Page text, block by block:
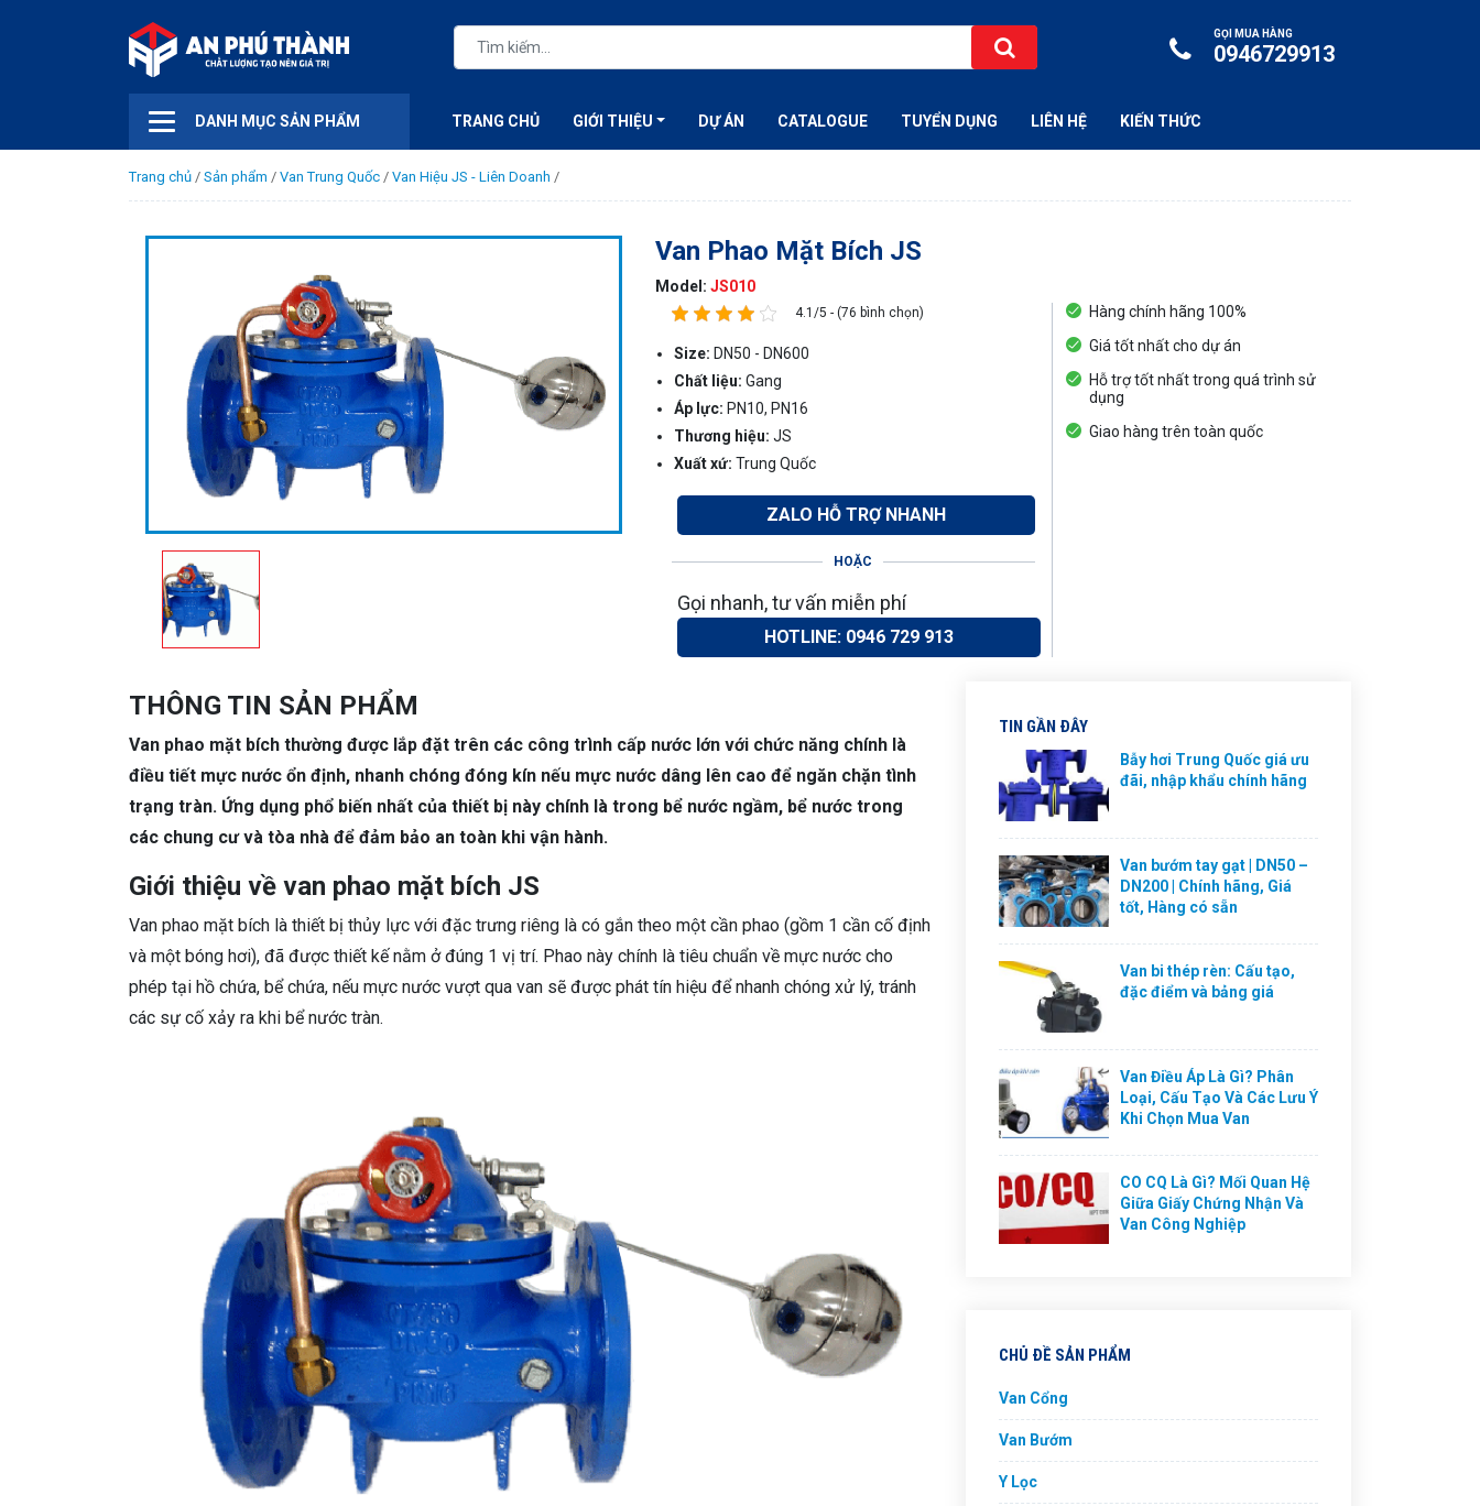
GỌI MUA HÀNG
0946729913
DANH MỤC SẢN PHẨM TRANG CHỦ GIỚI THIỆU DỰ ÁN CATALOGUE TUYỂN DỤNG LIÊN HỆ KIẾN THỨC
Trang chủ / Sản phẩm / Van Trung Quốc / Van Hiệu JS - Liên Doanh /
Van Phao Mặt Bích JS
Model: JS010
4.1/5 - (76 bình chọn)
Size: DN50 - DN600
Chất liệu: Gang
Áp lực: PN10, PN16
Thương hiệu: JS
Xuất xứ: Trung Quốc
ZALO HỖ TRỢ NHANH
HOẶC
Gọi nhanh, tư vấn miễn phí
HOTLINE: 0946 729 913
Hàng chính hãng 100%
Giá tốt nhất cho dự án
Hỗ trợ tốt nhất trong quá trình sử
dụng
Giao hàng trên toàn quốc
THÔNG TIN SẢN PHẨM
Van phao mặt bích thường được lắp đặt trên các công trình cấp nước lớn với chức năng chính là
điều tiết mực nước ổn định, nhanh chóng đóng kín nếu mực nước dâng lên cao để ngăn chặn tình
trạng tràn. Ứng dụng phổ biến nhất của thiết bị này chính là trong bể nước ngầm, bể nước trong
các chung cư và tòa nhà để đảm bảo an toàn khi vận hành.
Giới thiệu về van phao mặt bích JS
Van phao mặt bích là thiết bị thủy lực với đặc trưng riêng là có gắn theo một cần phao (gồm 1 cần cố định
và một bóng hơi), đã được thiết kế nằm ở đúng 1 vị trí. Phao này chính là tiêu chuẩn về mực nước cho
phép tại hồ chứa, bể chứa, nếu mực nước vượt qua van sẽ được phát tín hiệu để nhanh chóng xử lý, tránh
các sự cố xảy ra khi bể nước tràn.
TIN GẦN ĐÂY
Bẫy hơi Trung Quốc giá ưu
đãi, nhập khẩu chính hãng
Van bướm tay gạt | DN50 –
DN200 | Chính hãng, Giá
tốt, Hàng có sẵn
Van bi thép rèn: Cấu tạo,
đặc điểm và bảng giá
Van Điều Áp Là Gì? Phân
Loại, Cấu Tạo Và Các Lưu Ý
Khi Chọn Mua Van
CO CQ Là Gì? Mối Quan Hệ
Giữa Giấy Chứng Nhận Và
Van Công Nghiệp
CHỦ ĐỀ SẢN PHẨM
Van Cổng
Van Bướm
Y Lọc